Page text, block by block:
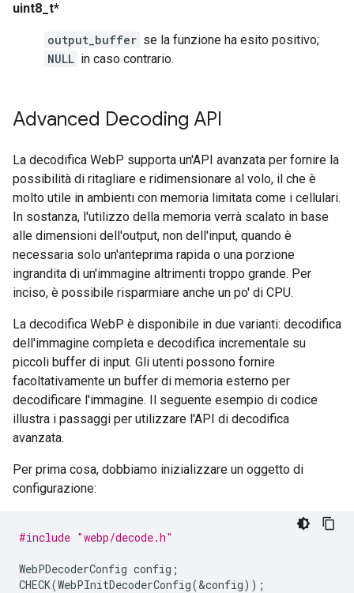
uint8_t*
output_buffer se la funzione ha esito positivo;
NULL in caso contrario.
Advanced Decoding API
La decodifica WebP supporta un'API avanzata per fornire la
possibilità di ritagliare e ridimensionare al volo, il che è
molto utile in ambienti con memoria limitata come i cellulari.
In sostanza, l'utilizzo della memoria verrà scalato in base
alle dimensioni dell'output, non dell'input, quando è
necessaria solo un'anteprima rapida o una porzione
ingrandita di un'immagine altrimenti troppo grande. Per
inciso, è possibile risparmiare anche un po' di CPU.
La decodifica WebP è disponibile in due varianti: decodifica
dell'immagine completa e decodifica incrementale su
piccoli buffer di input. Gli utenti possono fornire
facoltativamente un buffer di memoria esterno per
decodificare l'immagine. Il seguente esempio di codice
illustra i passaggi per utilizzare l'API di decodifica
avanzata.
Per prima cosa, dobbiamo inizializzare un oggetto di
configurazione:
#include "webp/decode.h"
WebPDecoderConfig config ;
CHECK(WebPInitDecoderConfig(&config));